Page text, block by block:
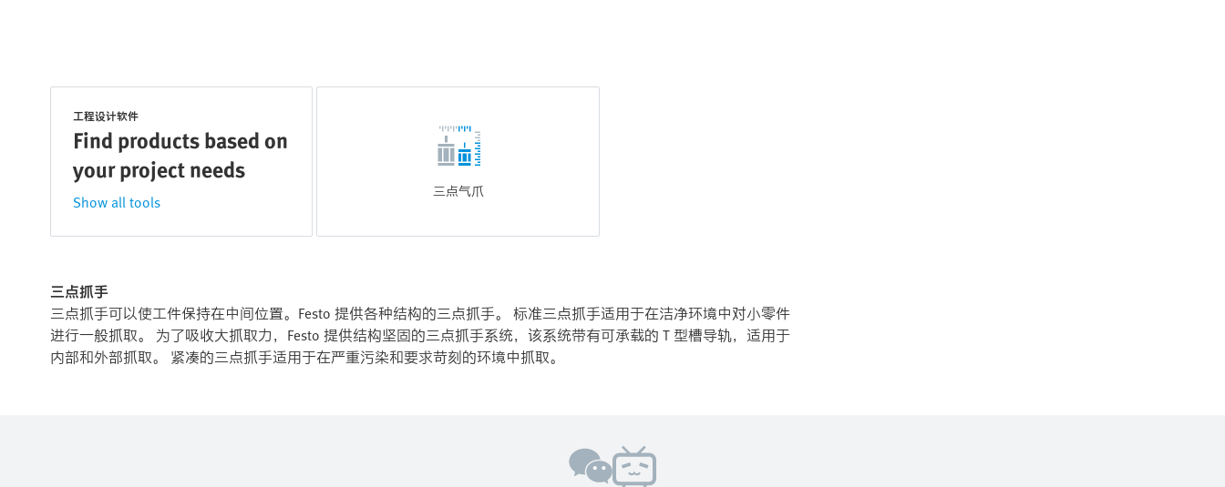
工程设计软件
Find products based on
your project needs
Show all tools
三点气爪
三点抓手
三点抓手可以使工件保持在中间位置。Festo 提供各种结构的三点抓手。 标准三点抓手适用于在洁净环境中对小零件
进行一般抓取。 为了吸收大抓取力，Festo 提供结构坚固的三点抓手系统，该系统带有可承载的 T 型槽导轨，适用于
内部和外部抓取。 紧凑的三点抓手适用于在严重污染和要求苛刻的环境中抓取。